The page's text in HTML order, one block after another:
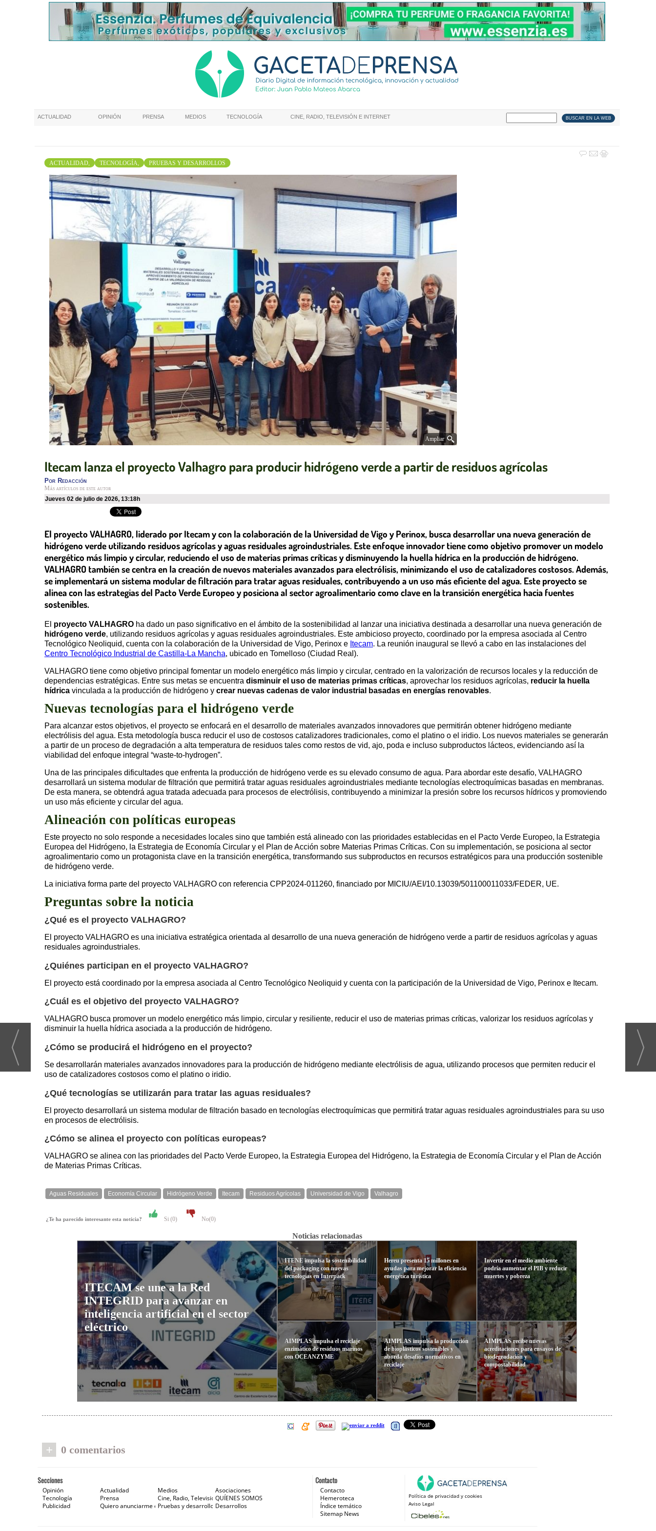
ACTUALIDAD OPINIÓN PRENSA MEDIOS TECNOLOGÍA CINE, RADIO, TELEVISIÓN E INTERNET
ACTUALIDAD, TECNOLOGÍA, PRUEBAS Y DESARROLLOS
Ampliar
Itecam lanza el proyecto Valhagro para producir hidrógeno verde a partir de residuos agrícolas
Por Redacción
Más artículos de este autor
jueves 02 de julio de 2026, 13:18h
El proyecto VALHAGRO, liderado por Itecam y con la colaboración de la Universidad de Vigo y Perinox, busca desarrollar una nueva generación de
hidrógeno verde utilizando residuos agrícolas y aguas residuales agroindustriales. Este enfoque innovador tiene como objetivo promover un modelo
energético más limpio y circular, reduciendo el uso de materias primas críticas y disminuyendo la huella hídrica en la producción de hidrógeno.
VALHAGRO también se centra en la creación de nuevos materiales avanzados para electrólisis, minimizando el uso de catalizadores costosos. Además,
se implementará un sistema modular de filtración para tratar aguas residuales, contribuyendo a un uso más eficiente del agua. Este proyecto se
alinea con las estrategias del Pacto Verde Europeo y posiciona al sector agroalimentario como clave en la transición energética hacia fuentes
sostenibles.
El proyecto VALHAGRO ha dado un paso significativo en el ámbito de la sostenibilidad al lanzar una iniciativa destinada a desarrollar una nueva generación de
hidrógeno verde, utilizando residuos agrícolas y aguas residuales agroindustriales. Este ambicioso proyecto, coordinado por la empresa asociada al Centro
Tecnológico Neoliquid, cuenta con la colaboración de la Universidad de Vigo, Perinox e Itecam. La reunión inaugural se llevó a cabo en las instalaciones del
Centro Tecnológico Industrial de Castilla-La Mancha, ubicado en Tomelloso (Ciudad Real).
VALHAGRO tiene como objetivo principal fomentar un modelo energético más limpio y circular, centrado en la valorización de recursos locales y la reducción de
dependencias estratégicas. Entre sus metas se encuentra disminuir el uso de materias primas críticas, aprovechar los residuos agrícolas, reducir la huella
hídrica vinculada a la producción de hidrógeno y crear nuevas cadenas de valor industrial basadas en energías renovables.
Nuevas tecnologías para el hidrógeno verde
Para alcanzar estos objetivos, el proyecto se enfocará en el desarrollo de materiales avanzados innovadores que permitirán obtener hidrógeno mediante
electrólisis del agua. Esta metodología busca reducir el uso de costosos catalizadores tradicionales, como el platino o el iridio. Los nuevos materiales se generarán
a partir de un proceso de degradación a alta temperatura de residuos tales como restos de vid, ajo, poda e incluso subproductos lácteos, evidenciando así la
viabilidad del enfoque integral “waste-to-hydrogen”.
Una de las principales dificultades que enfrenta la producción de hidrógeno verde es su elevado consumo de agua. Para abordar este desafío, VALHAGRO
desarrollará un sistema modular de filtración que permitirá tratar aguas residuales agroindustriales mediante tecnologías electroquímicas basadas en membranas.
De esta manera, se obtendrá agua tratada adecuada para procesos de electrólisis, contribuyendo a minimizar la presión sobre los recursos hídricos y promoviendo
un uso más eficiente y circular del agua.
Alineación con políticas europeas
Este proyecto no solo responde a necesidades locales sino que también está alineado con las prioridades establecidas en el Pacto Verde Europeo, la Estrategia
Europea del Hidrógeno, la Estrategia de Economía Circular y el Plan de Acción sobre Materias Primas Críticas. Con su implementación, se posiciona al sector
agroalimentario como un protagonista clave en la transición energética, transformando sus subproductos en recursos estratégicos para una producción sostenible
de hidrógeno verde.
La iniciativa forma parte del proyecto VALHAGRO con referencia CPP2024-011260, financiado por MICIU/AEI/10.13039/501100011033/FEDER, UE.
Preguntas sobre la noticia
¿Qué es el proyecto VALHAGRO?
El proyecto VALHAGRO es una iniciativa estratégica orientada al desarrollo de una nueva generación de hidrógeno verde a partir de residuos agrícolas y aguas
residuales agroindustriales.
¿Quiénes participan en el proyecto VALHAGRO?
El proyecto está coordinado por la empresa asociada al Centro Tecnológico Neoliquid y cuenta con la participación de la Universidad de Vigo, Perinox e Itecam.
¿Cuál es el objetivo del proyecto VALHAGRO?
VALHAGRO busca promover un modelo energético más limpio, circular y resiliente, reducir el uso de materias primas críticas, valorizar los residuos agrícolas y
disminuir la huella hídrica asociada a la producción de hidrógeno.
¿Cómo se producirá el hidrógeno en el proyecto?
Se desarrollarán materiales avanzados innovadores para la producción de hidrógeno mediante electrólisis de agua, utilizando procesos que permiten reducir el
uso de catalizadores costosos como el platino o iridio.
¿Qué tecnologías se utilizarán para tratar las aguas residuales?
El proyecto desarrollará un sistema modular de filtración basado en tecnologías electroquímicas que permitirá tratar aguas residuales agroindustriales para su uso
en procesos de electrólisis.
¿Cómo se alinea el proyecto con políticas europeas?
VALHAGRO se alinea con las prioridades del Pacto Verde Europeo, la Estrategia Europea del Hidrógeno, la Estrategia de Economía Circular y el Plan de Acción
de Materias Primas Críticas.
Aguas Residuales Economía Circular Hidrógeno Verde Itecam Residuos Agrícolas Universidad de Vigo Valhagro
¿Te ha parecido interesante esta noticia? Si (0) No(0)
Noticias relacionadas
ITECAM se une a la Red
INTEGRID para avanzar en
inteligencia artificial en el sector
eléctrico
ITENE impulsa la sostenibilidad
del packaging con nuevas
tecnologías en Interpack
AIMPLAS impulsa el reciclaje
enzimático de residuos marinos
con OCEANZYME
Hereu presenta 15 millones en
ayudas para mejorar la eficiencia
energética turística
AIMPLAS impulsa la producción
de bioplásticos sostenibles y
aborda desafíos normativos en
reciclaje
Invertir en el medio ambiente
podría aumentar el PIB y reducir
muertes y pobreza
AIMPLAS recibe nuevas
acreditaciones para ensayos de
biodegradación y
compostabilidad
+ 0 comentarios
Contacto
Contacto
Hemeroteca
Índice temático
Sitemap News
Política de privacidad y cookies
Aviso Legal
Secciones
Opinión Actualidad Medios
Asociaciones
Tecnología
Prensa Cine, Radio, Televisión e Internet
QUÍENES SOMOS
Publicidad
Quiero anunciarme en Gaceta de Prensa
Pruebas y desarrollosDesarrollos